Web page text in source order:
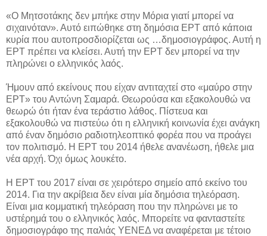
«Ο Μητσοτάκης δεν μπήκε στην Μόρια γιατί μπορεί να
σιχαινόταν». Αυτό ειπώθηκε στη δημόσια ΕΡΤ από κάποια
κυρία που αυτοπροσδιορίζεται ως …δημοσιογράφος. Αυτή η
ΕΡΤ πρέπει να κλείσει. Αυτή την ΕΡΤ δεν μπορεί να την
πληρώνει ο ελληνικός λαός.
Ήμουν από εκείνους που είχαν αντιταχτεί στο «μαύρο στην
ΕΡΤ» του Αντώνη Σαμαρά. Θεωρούσα και εξακολουθώ να
θεωρώ ότι ήταν ένα τεράστιο λάθος. Πίστευα και
εξακολουθώ να πιστεύω ότι η ελληνική κοινωνία έχει ανάγκη
από έναν δημόσιο ραδιοτηλεοπτικό φορέα που να προάγει
τον πολιτισμό. Η ΕΡΤ του 2014 ήθελε ανανέωση, ήθελε μια
νέα αρχή. Όχι όμως λουκέτο.
Η ΕΡΤ του 2017 είναι σε χειρότερο σημείο από εκείνο του
2014. Για την ακρίβεια δεν είναι μία δημόσια τηλεόραση.
Είναι μια κομματική τηλεόραση που την πληρώνει με το
υστέρημά του ο ελληνικός λαός. Μπορείτε να φανταστείτε
δημοσιογράφο της παλιάς ΥΕΝΕΔ να αναφέρεται με τέτοιο